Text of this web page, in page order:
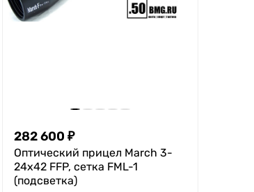
282 600 ₽
Оптический прицел March 3-
24x42 FFP, сетка FML-1
(подсветка)